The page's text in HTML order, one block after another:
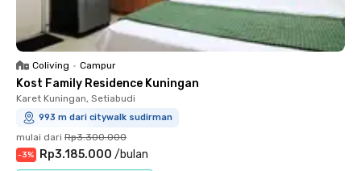
Coliving • Campur
Kost Family Residence Kuningan
Karet Kuningan, Setiabudi
993 m dari citywalk sudirman
mulai dari Rp3.300.000
-3% Rp3.185.000 /bulan